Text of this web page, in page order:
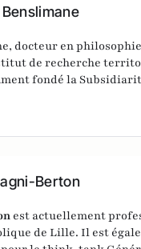
docteur en
de recherche
fondé la
spéciale Próspera
Berton
est actuellement
de Lille. Il est